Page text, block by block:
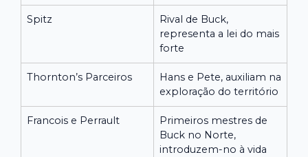
Spitz
Rival de Buck,
representa a lei do mais
forte
Thornton’s Parceiros
Hans e Pete, auxiliam na
exploração do território
Francois e Perrault
Primeiros mestres de
Buck no Norte,
introduzem-no à vida